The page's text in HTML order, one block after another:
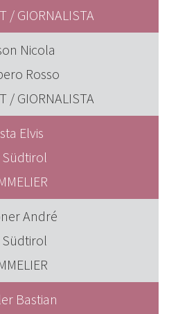
/ GIORNALISTA
Nicola
Rosso
/ GIORNALISTA
Elvis
Südtirol
André
Südtirol
Bastian